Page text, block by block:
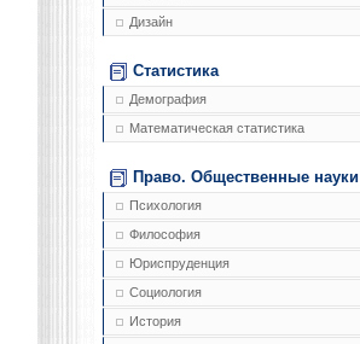
Дизайн
Статистика
Демография
Математическая статистика
Право. Общественные науки
Психология
Философия
Юриспруденция
Социология
История